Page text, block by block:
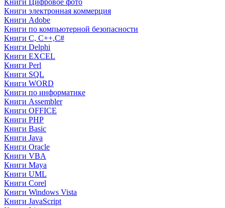
Книги Цифровое фото
Книги электронная коммерция
Книги Adobe
Книги по компьютерной безопасности
Книги C, C++,С#
Книги Delphi
Книги EXCEL
Книги Perl
Книги SQL
Книги WORD
Книги по информатике
Книги Assembler
Книги OFFICE
Книги PHP
Книги Basic
Книги Java
Книги Oracle
Книги VBA
Книги Maya
Книги UML
Книги Corel
Книги Windows Vista
Книги JavaScript